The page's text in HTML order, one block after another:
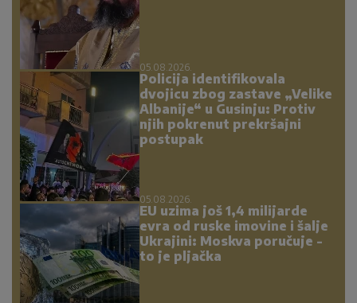
05.08.2026.
Policija identifikovala
dvojicu zbog zastave „Velike
Albanije“ u Gusinju: Protiv
njih pokrenut prekršajni
postupak
05.08.2026.
EU uzima još 1,4 milijarde
evra od ruske imovine i šalje
Ukrajini: Moskva poručuje -
to je pljačka